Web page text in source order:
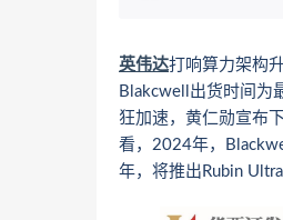
英伟达打响算力架构
Blakcwell出货时间为
狂加速，黄仁勋宣布
看，2024年，
年，将推出Rubin Ultra